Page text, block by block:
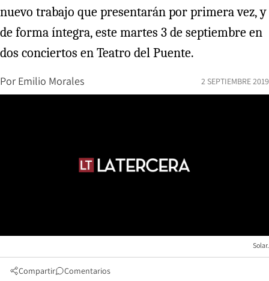
nuevo trabajo que presentarán por primera vez, y
de forma íntegra, este martes 3 de septiembre en
dos conciertos en Teatro del Puente.
Por Emilio Morales 2 SEPTIEMBRE 2019
Solar.
Compartir Comentarios